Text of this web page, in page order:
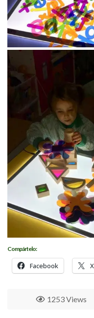
Compártelo:
Facebook X
1253 Views